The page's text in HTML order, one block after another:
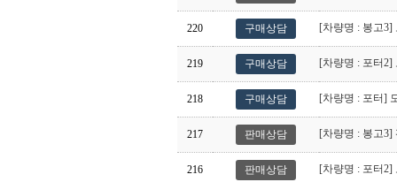
220 구매상담 [차량명 : 봉고
219 구매상담 [차량명 : 포터
218 구매상담 [차량명 : 포터]
217 판매상담 [차량명 : 봉고
216 판매상담 [차량명 : 포터